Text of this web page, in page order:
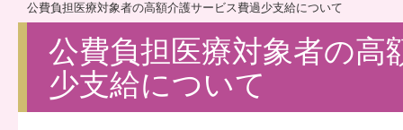
公費負担医療対象者の高額介護サービス費過少支給について
公費負担医療対象者の高
少支給について